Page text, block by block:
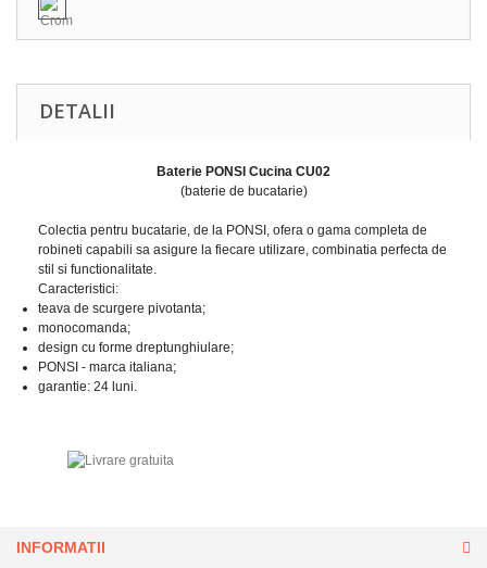
DETALII
Baterie PONSI Cucina CU02
(baterie de bucatarie)
Colectia pentru bucatarie, de la PONSI, ofera o gama completa de
robineti capabili sa asigure la fiecare utilizare, combinatia perfecta de
stil si functionalitate.
Caracteristici:
teava de scurgere pivotanta;
monocomanda;
design cu forme dreptunghiulare;
PONSI - marca italiana;
garantie: 24 luni.
INFORMATII